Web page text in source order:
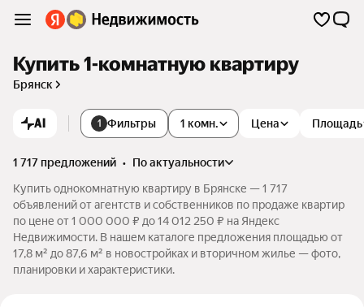
Купить 1-комнатную квартиру
Брянск
AI 1 Фильтры 1 комн. Цена Площадь
1 717 предложений •
по актуальности
Купить однокомнатную квартиру в Брянске — 1 717
объявлений от агентств и собственников по продаже квартир
по цене от 1 000 000 ₽ до 14 012 250 ₽ на Яндекс
Недвижимости. В нашем каталоге предложения площадью от
17,8 м² до 87,6 м² в новостройках и вторичном жилье — фото,
планировки и характеристики.